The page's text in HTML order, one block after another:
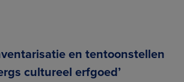
en tentoonstellen
cultureel erfgoed’